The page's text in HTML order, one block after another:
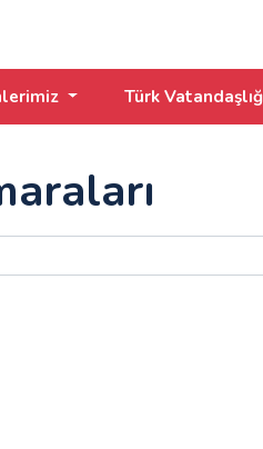
Türk